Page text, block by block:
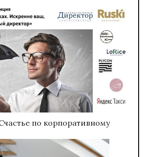
по корпоративному